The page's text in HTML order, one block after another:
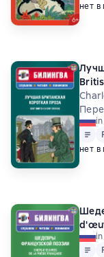
нет
Text
нет
Text